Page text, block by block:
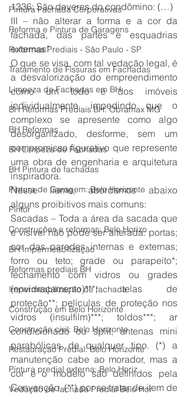
Pintura Fachada Corporativas
Reforma e Pintura de Garagens
Reformas Prediais - São Paulo - SP
Tratamento de Fissuras em Fachadas
Limpeza de Fachadas em BH
BH Reformas Prediais BH: Obramax MG
BH Reformas
BH Limpeza de Fachadas
BH Pintura de fachadas
Pintura de Garagem: Belo Horizonte
Pintor
Construções e reformas: Belo Horizo
BH Impermeabilização
Reformas prediais BH
Impermeabilização de fachada
Construção em Belo Horizonte
Construção civil: Belo Horizonte
Restauração Predial: Belo Horizonte
Pintura predial externa: Belo Horiz
Vedação de fachada Predial Belo Hor
1336: São deveres do condômino: (…)
III – não alterar a forma e a cor da
fachada, das partes e esquadrias
externas”
O que se visa, com tal vedação legal, é
a desvalorização do empreendimento
como um todo e dos imóveis
individualmente, impedindo que o
complexo se apresente como algo
desorganizado, desforme, sem um
compromisso figurativo que represente
uma obra de engenharia e arquitetura
inspiradora.
Nesse liame, abordamos abaixo
alguns proibitivos mais comuns:
Sacadas – Toda a área da sacada que
é visível não pode ser alterada: portas;
cor das paredes internas e externas;
forro ou teto; grade ou parapeito*;
fechamento com vidros ou grades
(envidraçamento)***; telas de
proteção**; películas de proteção nos
vidros (insulfilm)***; toldos***; ar
condicionado ou split; antenas mini
parabólicas de qualquer tipo. (*) a
manutenção cabe ao morador, mas a
cor e o modelo são definidos pela
Convenção. (**) por se tratar de item de